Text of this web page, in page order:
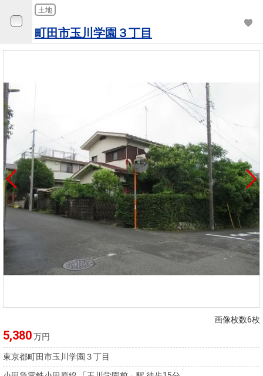
土地
町田市玉川学園３丁目
画像枚数6枚
5,380万円
東京都町田市玉川学園３丁目